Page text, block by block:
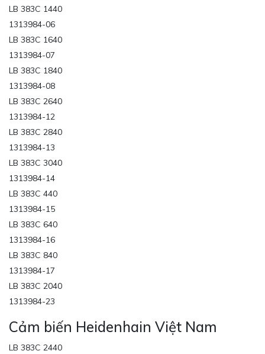
LB 383C 1440
1313984-06
LB 383C 1640
1313984-07
LB 383C 1840
1313984-08
LB 383C 2640
1313984-12
LB 383C 2840
1313984-13
LB 383C 3040
1313984-14
LB 383C 440
1313984-15
LB 383C 640
1313984-16
LB 383C 840
1313984-17
LB 383C 2040
1313984-23
Cảm biến Heidenhain Việt Nam
LB 383C 2440